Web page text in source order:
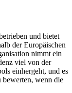
und bietet
der Europäischen
nimmt ein
viel von der
einhergeht, und es
wenn die